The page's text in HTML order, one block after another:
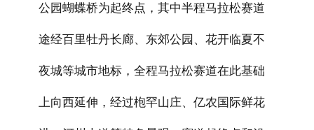
公园蝴蝶桥为起终点，其中半程马拉松赛道
途经百里牡丹长廊、东郊公园、 花开临夏不
夜城等城市地标，全程马拉松赛道在此基础
上向西延伸，经过枹罕山庄、 亿农国际鲜花